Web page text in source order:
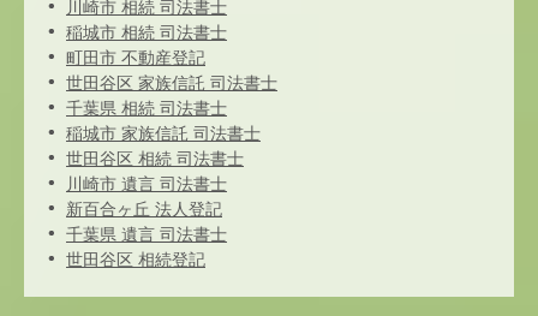
川崎市 相続 司法書士
稲城市 相続 司法書士
町田市 不動産登記
世田谷区 家族信託 司法書士
千葉県 相続 司法書士
稲城市 家族信託 司法書士
世田谷区 相続 司法書士
川崎市 遺言 司法書士
新百合ヶ丘 法人登記
千葉県 遺言 司法書士
世田谷区 相続登記